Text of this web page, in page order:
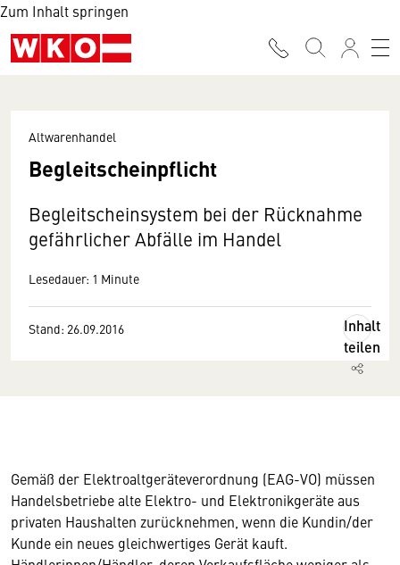
Zum Inhalt springen
Altwarenhandel
Begleitscheinpflicht
Begleitscheinsystem bei der Rücknahme
gefährlicher Abfälle im Handel
Lesedauer: 1 Minute
Stand: 26.09.2016
Inhalt
teilen
Gemäß der Elektroaltgeräteverordnung (EAG-VO) müssen
Handelsbetriebe alte Elektro- und Elektronikgeräte aus
privaten Haushalten zurücknehmen, wenn die Kundin/der
Kunde ein neues gleichwertiges Gerät kauft.